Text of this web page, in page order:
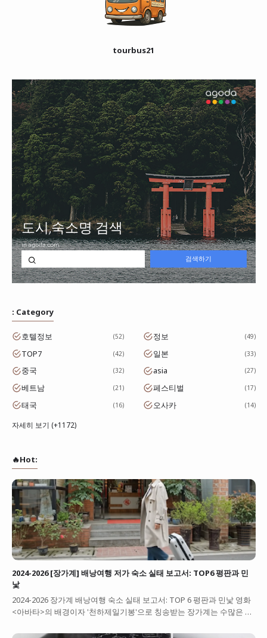
tourbus21
: Category
호텔정보 52 정보 49
TOP7 42 일본 33
중국 32 asia 27
베트남 21 페스티벌 17
태국 16 오사카 14
자세히 보기 (+1172)
🔥Hot:
2024-2026 [장가계] 배낭여행 저가 숙소 실태 보고서: TOP6 평판과 민
낯
2024-2026 장가계 배낭여행 숙소 실태 보고서: TOP 6 평판과 민낯 영화
<아바타>의 배경이자 '천하제일기봉'으로 칭송받는 장가계는 수많은 …